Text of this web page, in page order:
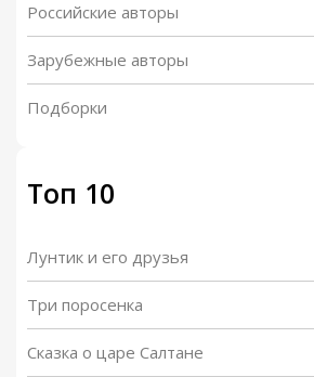
Российские авторы
Зарубежные авторы
Подборки
Топ 10
Лунтик и его друзья
Три поросенка
Сказка о царе Салтане